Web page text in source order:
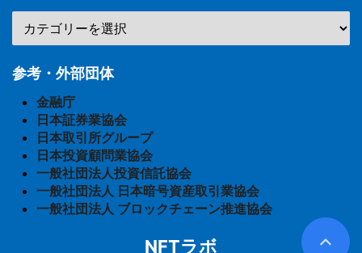
参考・外部団体
金融庁
日本証券業協会
日本取引所グループ
日本投資顧問業協会
一般社団法人投資信託協会
一般社団法人 日本暗号資産取引業協会
一般社団法人 ブロックチェーン推進協会
NFTラボ